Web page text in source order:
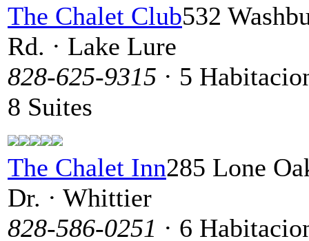
The Chalet Club532
Rd. · Lake Lure
828-625-9315 · 5
8 Suites
The Chalet Inn285 Lone
Dr. · Whittier
828-586-0251 · 6